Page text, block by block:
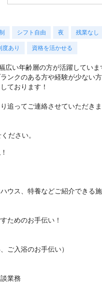
シフト自由 夜 残業なし
度あり 資格を活かせる
い年齢層の方が活躍していま
ンクのある方や経験が少ない方
ております！
追ってご連絡させていただきま
ださい。
ウス、特養などご紹介できる施
ためのお手伝い！
ご入浴のお手伝い）
業務